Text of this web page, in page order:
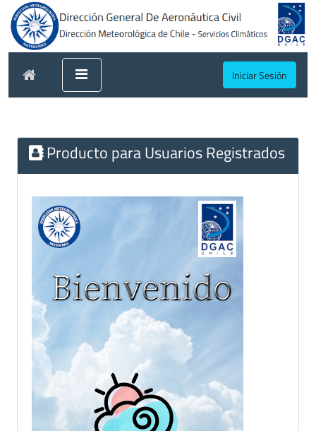
Iniciar Sesión
Producto para Usuarios Registrados